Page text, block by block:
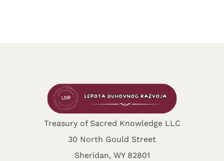
Treasury of Sacred Knowledge LLC
30 North Gould Street
Sheridan, WY 82801